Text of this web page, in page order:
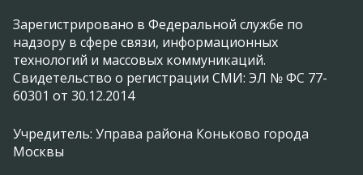
Зарегистрировано в Федеральной службе по
надзору в сфере связи, информационных
технологий и массовых коммуникаций.
Свидетельство о регистрации СМИ: ЭЛ № ФС 77-
60301 от 30.12.2014
Учредитель: Управа района Коньково города
Москвы